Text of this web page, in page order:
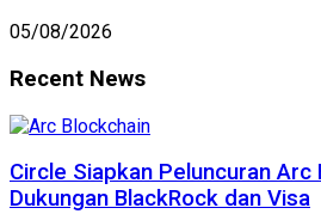
05/08/2026
Recent News
Circle Siapkan Peluncuran Arc
Dukungan BlackRock dan Visa